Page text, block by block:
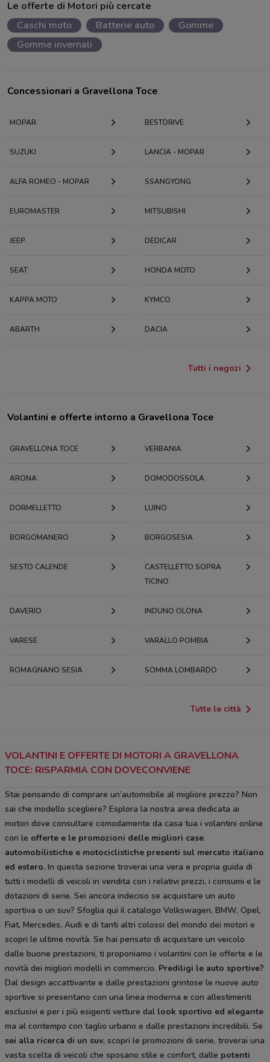
Le offerte di Motori più cercate
Caschi moto
Batterie auto
Gomme
Gomme invernali
Concessionari a Gravellona Toce
MOPAR BESTDRIVE
SUZUKI LANCIA - MOPAR
ALFA ROMEO - MOPAR SSANGYONG
EUROMASTER MITSUBISHI
JEEP DEDICAR
SEAT HONDA MOTO
KAPPA MOTO KYMCO
ABARTH DACIA
Tutti i negozi
Volantini e offerte intorno a Gravellona Toce
GRAVELLONA TOCE VERBANIA
ARONA DOMODOSSOLA
DORMELLETTO LUINO
BORGOMANERO BORGOSESIA
SESTO CALENDE
CASTELLETTO SOPRA
TICINO
DAVERIO INDUNO OLONA
VARESE VARALLO POMBIA
ROMAGNANO SESIA SOMMA LOMBARDO
Tutte le città
VOLANTINI E OFFERTE DI MOTORI A GRAVELLONA
TOCE: RISPARMIA CON DOVECONVIENE
Stai pensando di comprare un’automobile al migliore prezzo? Non
sai che modello scegliere? Esplora la nostra area dedicata ai
motori dove consultare comodamente da casa tua i volantini online
con le offerte e le promozioni delle migliori case
automobilistiche e motociclistiche presenti sul mercato italiano
ed estero. In questa sezione troverai una vera e propria guida di
tutti i modelli di veicoli in vendita con i relativi prezzi, i consumi e le
dotazioni di serie. Sei ancora indeciso se acquistare un auto
sportiva o un suv? Sfoglia qui il catalogo Volkswagen, BMW, Opel,
Fiat, Mercedes, Audi e di tanti altri colossi del mondo dei motori e
scopri le ultime novità. Se hai pensato di acquistare un veicolo
dalle buone prestazioni, ti proponiamo i volantini con le offerte e le
novità dei migliori modelli in commercio. Prediligi le auto sportive?
Dal design accattivante e dalle prestazioni grintose le nuove auto
sportive si presentano con una linea moderna e con allestimenti
esclusivi e per i più esigenti vetture dal look sportivo ed elegante
ma al contempo con taglio urbano e dalle prestazioni incredibili. Se
sei alla ricerca di un suv, scopri le promozioni di serie, troverai una
vasta scelta di veicoli che sposano stile e confort, dalle potenti